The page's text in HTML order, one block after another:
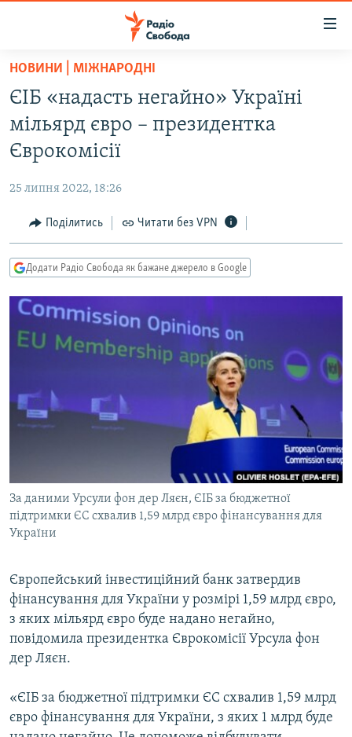
Перейти
основного
матеріалу
Перейти
до
основної
Перейти
до
пошуку
ВСЕ ЗА ДОБУ
СТАТТІ
СУСПІЛЬСТВО
УКРАЇНА
СВІТ
РОСІЙСЬКА «ФІЛЬТРАЦІЯ»
ДОНБАС.РЕАЛІЇ
ТИ ЯК?
СХЕМИ
КИТАЙ.ВИКЛИКИ
ФОТО
СПЕЦПРОЄКТИ
КРИМ РЕАЛІЇ
РУС
УКР
КТАТ
ДОЛУЧАЙСЯ!
Усі сайти RFE/RL
НОВИНИ | МІЖНАРОДНІ
ЄІБ «надасть негайно» Україні
мільярд євро – президентка
Єврокомісії
25 липня 2022, 18:26
Поділитись Читати без VPN
Додати Радіо Свобода як бажане джерело в Google
За даними Урсули фон дер Ляєн, ЄІБ за бюджетної
підтримки ЄС схвалив 1,59 млрд євро фінансування для
України
Європейський інвестиційний банк затвердив
фінансування для України у розмірі 1,59 млрд євро,
з яких мільярд євро буде надано негайно,
повідомила президентка Єврокомісії Урсула фон
дер Ляєн.
«ЄІБ за бюджетної підтримки ЄС схвалив 1,59 млрд
євро фінансування для України, з яких 1 млрд буде